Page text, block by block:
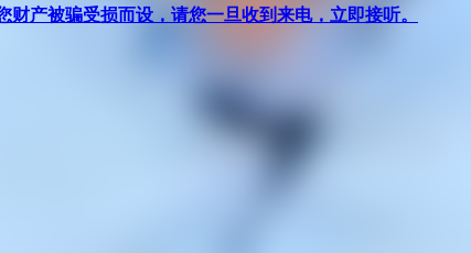
产被骗受损而设，请您一旦收到来电，立即接听。